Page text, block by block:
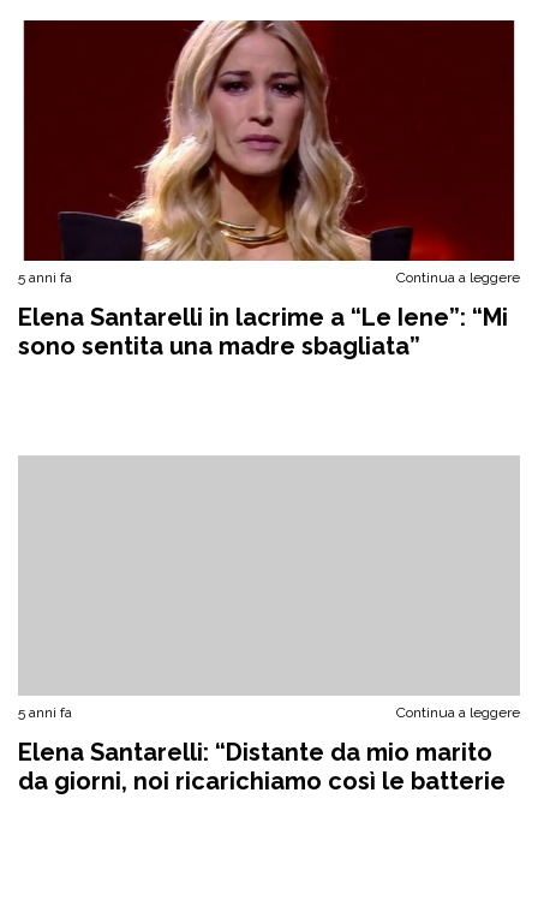
5 anni fa Continua a leggere
Elena Santarelli in lacrime a “Le Iene”: “Mi
sono sentita una madre sbagliata”
5 anni fa Continua a leggere
Elena Santarelli: “Distante da mio marito
da giorni, noi ricarichiamo così le batterie